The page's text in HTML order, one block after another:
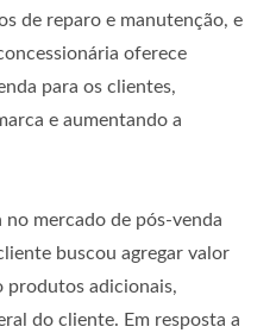
de reparo e manutenção, e
oferece
para os clientes,
e aumentando a
mercado de pós-venda
buscou agregar valor
produtos adicionais,
do cliente. Em resposta a